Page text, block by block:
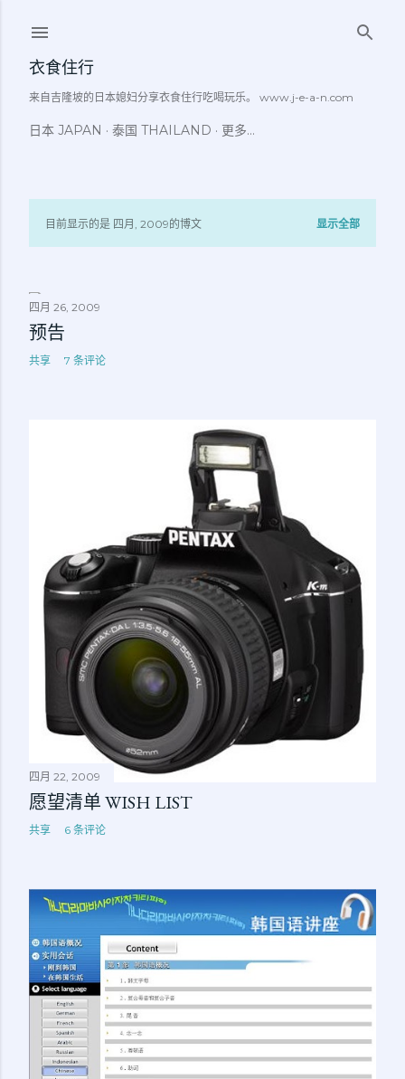
衣食住行
来自吉隆坡的日本媳妇分享衣食住行吃喝玩乐。 www.j-e-a-n.com
日本 JAPAN 泰国 THAILAND 更多…
博
文
目前显示的是 四月, 2009的博文 显示全部
四月 26, 2009
预告
共享 7 条评论
四月 22, 2009
愿望清单 WISH LIST
共享 6 条评论